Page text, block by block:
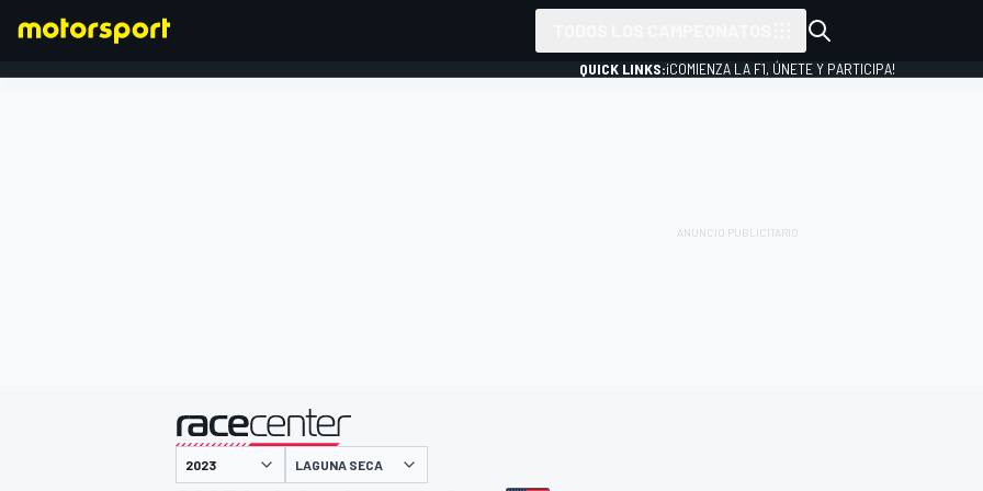
QUICK LINKS:¡COMIENZA LA F1, ÚNETE Y PARTICIPA!
presentado por
LAGUNA SECA